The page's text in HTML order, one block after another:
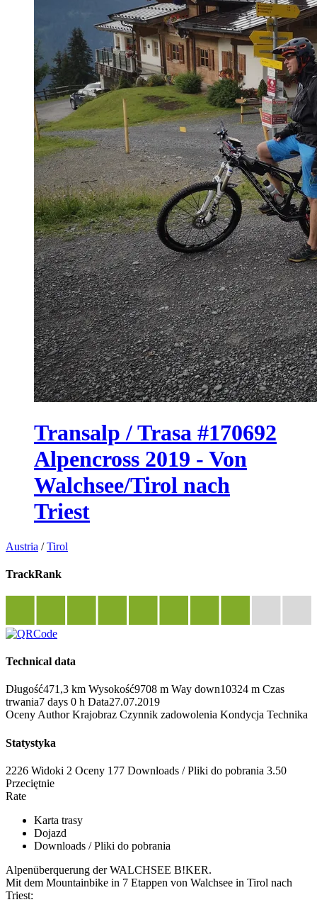
Transalp / Trasa #170692
Alpencross 2019 - Von
Walchsee/Tirol nach
Triest
Austria /Tirol
TrackRank
Technical data
Długość471,3 km Wysokość9708 m Way down10324 m Czas
trwania7 days 0 h Data27.07.2019
Oceny Author Krajobraz Czynnik zadowolenia Kondycja Technika
Statystyka
2226 Widoki 2 Oceny 177 Downloads / Pliki do pobrania 3.50
Przeciętnie
Rate
Karta trasy
Dojazd
Downloads / Pliki do pobrania
Alpenüberquerung der WALCHSEE B!KER.
Mit dem Mountainbike in 7 Etappen von Walchsee in Tirol nach
Triest: